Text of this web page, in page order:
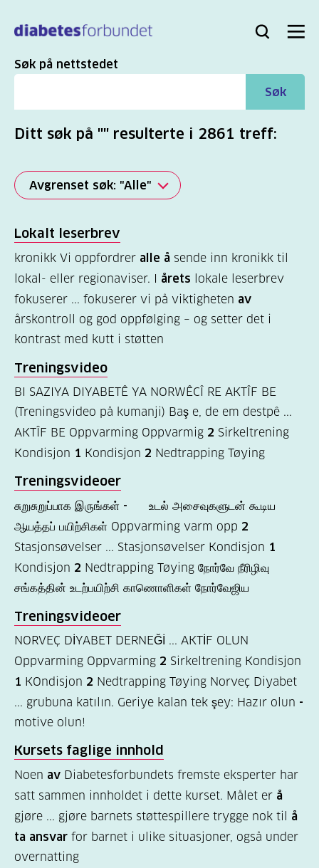
hovedinnhold
Bli
Logg
Søk Meny
Søk
Søk på nettstedet
Søk
Ditt søk på "" resulterte i 2861 treff:
Avgrenset søk: "Alle"
(2821)
Mer
(863)
Kosthold
og
oppskrifter
(725)
Tilbud
(595)
oss
(316)
For
helsepersonell
(169)
Felles
innhold
(68)
type
Diabetes
type
Lokalt leserbrev
kronikk Vi oppfordrer alle å sende inn kronikk til
lokal- eller regionaviser. I årets lokale leserbrev
fokuserer ... fokuserer vi på viktigheten av
årskontroll og god oppfølging – og setter det i
kontrast med kutt i støtten
Treningsvideo
BI SAZIYA DIYABETÊ YA NORWÊCÎ RE AKTÎF BE
(Treningsvideo på kumanji) Baş e, de em destpê ...
AKTÎF BE Oppvarming Oppvarmig 2 Sirkeltrening
Kondisjon 1 Kondisjon 2 Nedtrapping Tøying
Treningsvideoer
சுறுசுறுப்பாக இருங்கள் - உடல் அசைவுகளுடன் கூடிய
ஆயத்தப் பயிற்சிகள் Oppvarming varm opp 2
Stasjonsøvelser ... Stasjonsøvelser Kondisjon 1
Kondisjon 2 Nedtrapping Tøying நோர்வே நீரிழிவு
சங்கத்தின் உடற்பயிற்சி காணொளிகள் நோர்வேஜிய
Treningsvideoer
NORVEÇ DİYABET DERNEĞİ ... AKTİF OLUN
Oppvarming Oppvarming 2 Sirkeltrening Kondisjon
1 KOndisjon 2 Nedtrapping Tøying Norveç Diyabet
... grubuna katılın. Geriye kalan tek şey: Hazır olun -
motive olun!
Kursets faglige innhold
Noen av Diabetesforbundets fremste eksperter har
satt sammen innholdet i dette kurset. Målet er å
gjøre ... gjøre barnets støttespillere trygge nok til å
ta ansvar for barnet i ulike situasjoner, også under
overnatting